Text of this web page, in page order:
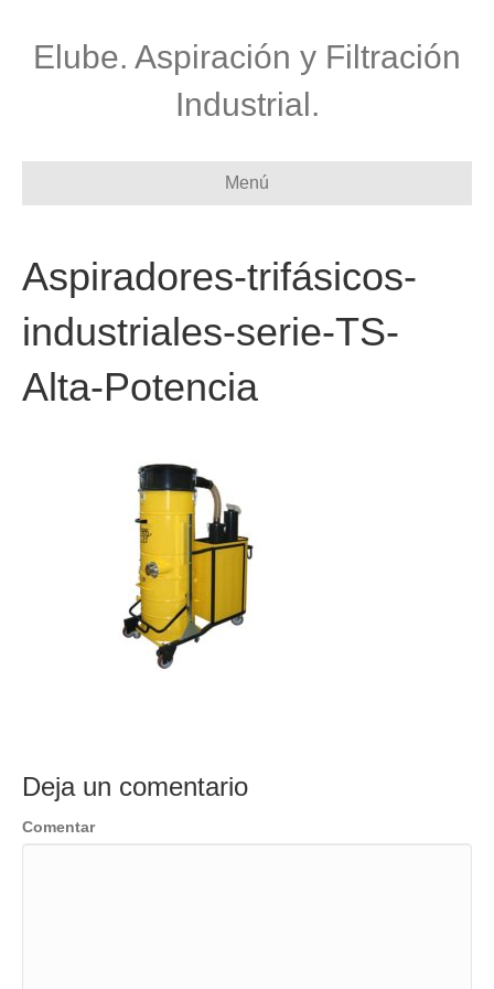
Elube. Aspiración y Filtración
Industrial.
Menú
Aspiradores-trifásicos-
industriales-serie-TS-
Alta-Potencia
Deja un comentario
Comentar